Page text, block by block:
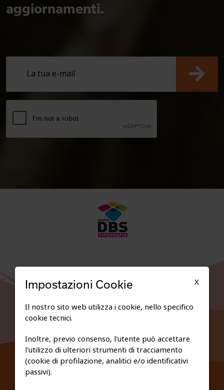
aggiornamenti.
TESSERATI
X
Impostazioni Cookie
Il nostro sito web utilizza i cookie, nello specifico
cookie tecnici.
Inoltre, previo consenso, l'utente può accettare
l'utilizzo di ulteriori strumenti di tracciamento
(cookie di profilazione, analitici e/o identificativi
passivi).